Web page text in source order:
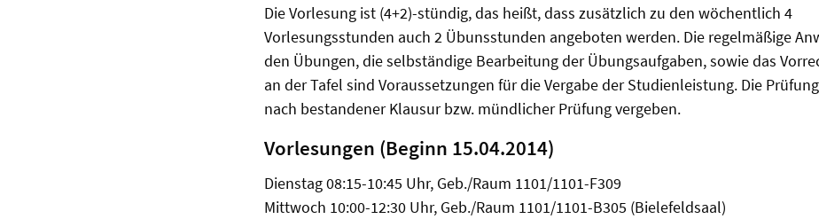
Die Vorlesung ist (4+2)-stündig, das heißt, dass zusätzlich zu den wöchentlich 4
Vorlesungsstunden auch 2 Übunsstunden angeboten werden. Die regelmäßige
den Übungen, die selbständige Bearbeitung der Übungsaufgaben, sowie das
an der Tafel sind Voraussetzungen für die Vergabe der Studienleistung. Die
nach bestandener Klausur bzw. mündlicher Prüfung vergeben.
Vorlesungen (Beginn 15.04.2014)
Dienstag 08:15-10:45 Uhr, Geb./Raum 1101/1101-F309
Mittwoch 10:00-12:30 Uhr, Geb./Raum 1101/1101-B305 (Bielefeldsaal)